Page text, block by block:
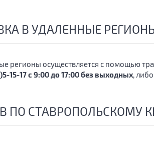
В УДАЛЕННЫЕ
регионы осуществляется с помощью
15-17 с 9:00 до 17:00 без выходных,
ПО